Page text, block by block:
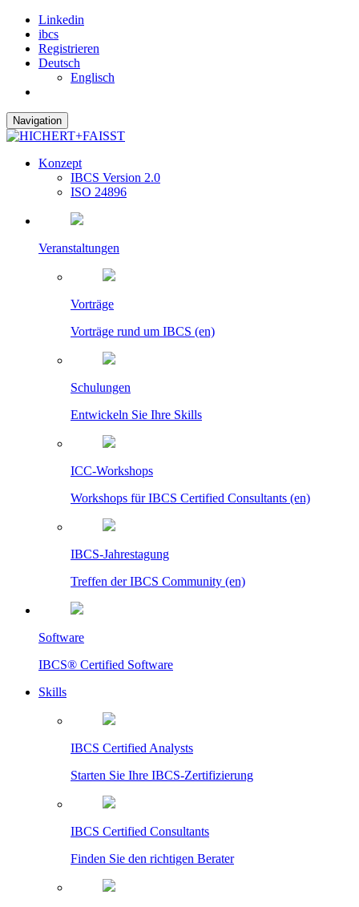
Linkedin
ibcs
Registrieren
Deutsch
Englisch
Navigation
Konzept
IBCS Version 2.0
ISO 24896
Veranstaltungen
Vorträge
Vorträge rund um IBCS (en)
Schulungen
Entwickeln Sie Ihre Skills
ICC-Workshops
Workshops für IBCS Certified Consultants (en)
IBCS-Jahrestagung
Treffen der IBCS Community (en)
Software
IBCS® Certified Software
Skills
IBCS Certified Analysts
Starten Sie Ihre IBCS-Zertifizierung
IBCS Certified Consultants
Finden Sie den richtigen Berater